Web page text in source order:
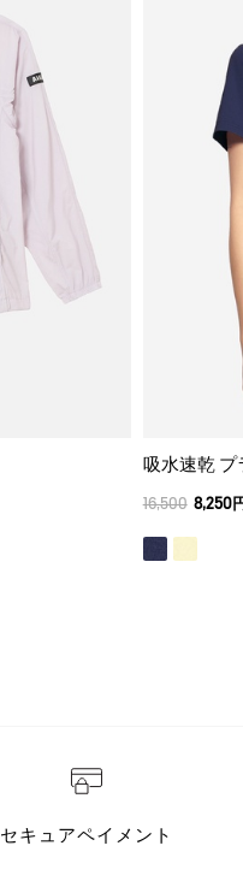
吸水速乾 プ
16,500 8,250
セキュアペイメント